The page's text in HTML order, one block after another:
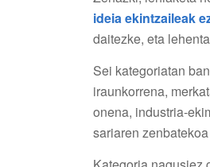
ideia ekintzaileak
daitezke, eta
Sei kategoriatan
iraunkorrena,
onena, industria-
sariaren